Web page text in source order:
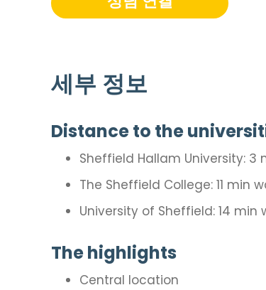
세부 정보
Distance to the
Sheffield Hallam University: 3
The Sheffield College: 11 min
University of Sheffield: 14 min
The highlights
Central location